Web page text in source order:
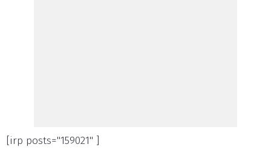
[irp posts="159021" ]